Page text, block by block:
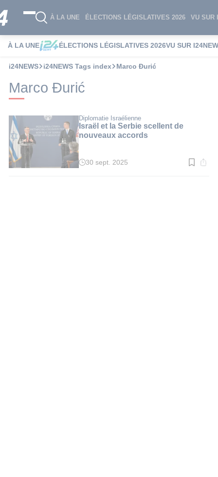
À LA UNE ÉLECTIONS LÉGISLATIVES 2026 VU SUR
À LA UNE ÉLECTIONS LÉGISLATIVES 2026VU SUR
i24NEWS i24NEWS Tags index Marco Đurić
Marco Đurić
Diplomatie Israélienne
Israël et la Serbie scellent de
nouveaux accords
Temps
30 sept. 2025